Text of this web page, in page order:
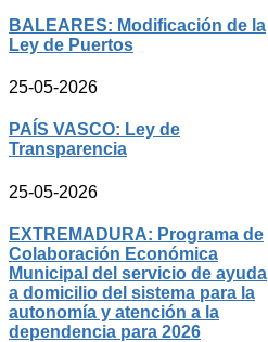
BALEARES: Modificación de la
Ley de Puertos
25-05-2026
PAÍS VASCO: Ley de
Transparencia
25-05-2026
EXTREMADURA: Programa de
Colaboración Económica
Municipal del servicio de ayuda
a domicilio del sistema para la
autonomía y atención a la
dependencia para 2026